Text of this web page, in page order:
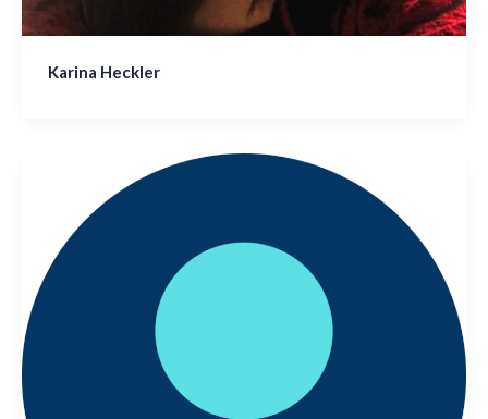
Karina Heckler